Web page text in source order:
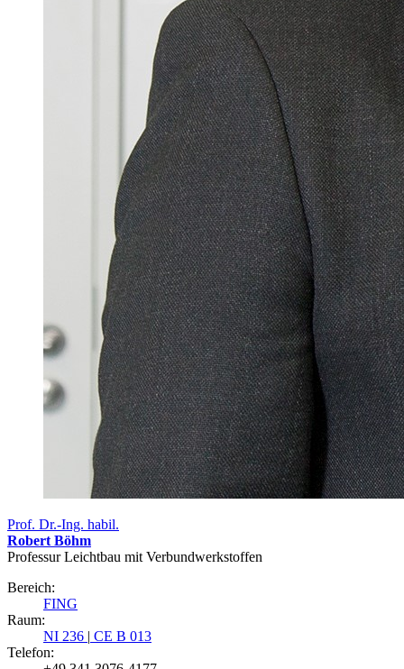
Prof. Dr.-Ing. habil.
Robert Böhm
Professur Leichtbau mit Verbundwerkstoffen
Bereich:
FING
Raum:
NI 236 | CE B 013
Telefon: